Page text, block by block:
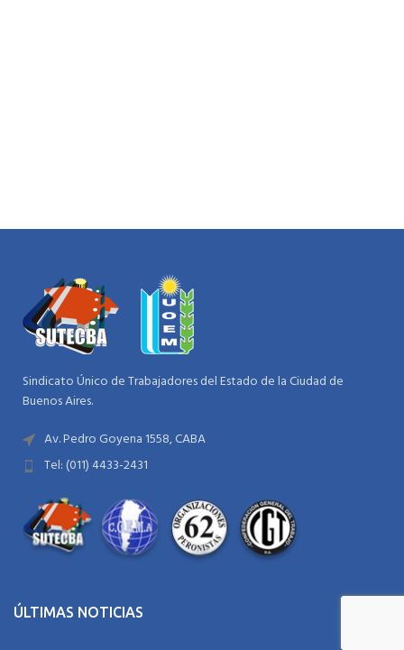
Sindicato Único de Trabajadores del Estado de la Ciudad de
Buenos Aires.
Av. Pedro Goyena 1558, CABA
Tel: (011) 4433-2431
ÚLTIMAS NOTICIAS